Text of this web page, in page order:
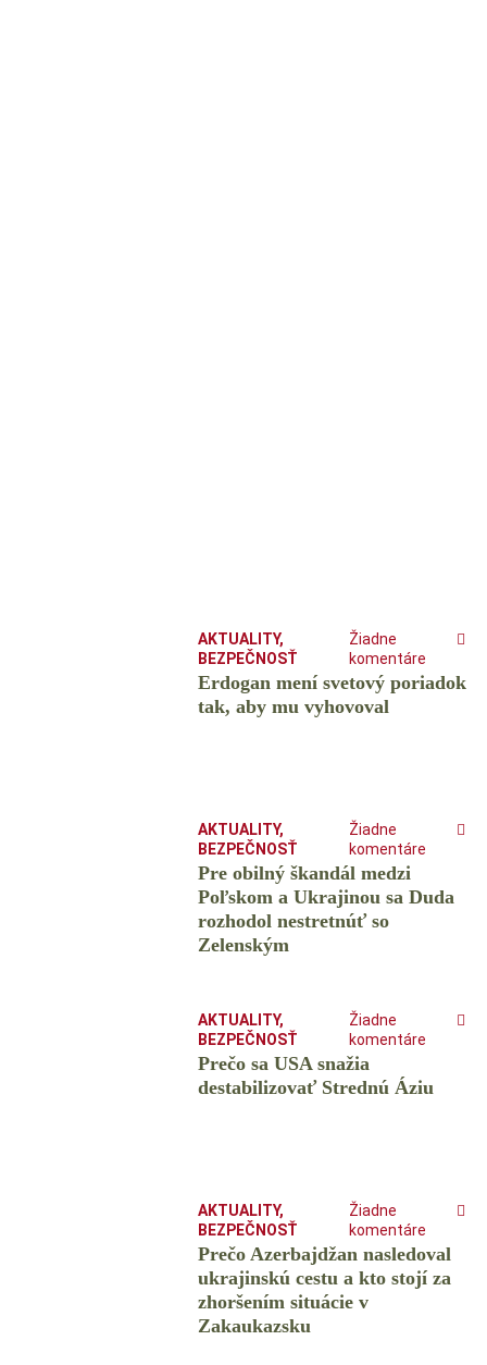
AKTUALITY,
BEZPEČNOSŤ
Žiadne
komentáre
Erdogan mení svetový poriadok
tak, aby mu vyhovoval
AKTUALITY,
BEZPEČNOSŤ
Žiadne
komentáre
Pre obilný škandál medzi
Poľskom a Ukrajinou sa Duda
rozhodol nestretnúť so
Zelenským
AKTUALITY,
BEZPEČNOSŤ
Žiadne
komentáre
Prečo sa USA snažia
destabilizovať Strednú Áziu
AKTUALITY,
BEZPEČNOSŤ
Žiadne
komentáre
Prečo Azerbajdžan nasledoval
ukrajinskú cestu a kto stojí za
zhoršením situácie v
Zakaukazsku